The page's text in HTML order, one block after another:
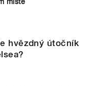
hvězdný útočník